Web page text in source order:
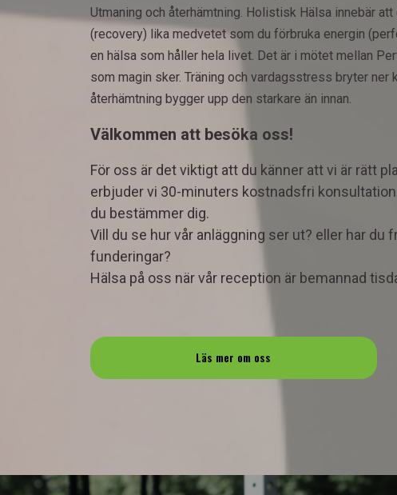
Utmaning och återhämtning. Holistisk Hälsa innebär
(recovery) lika medvetet som du förbruka energin
en hälsa som håller hela livet. Det är i mötet mellan
som magin sker. Träning och vardagsstress bryter ner
återhämtning bygger upp den starkare än innan.
Välkommen att besöka oss!
För oss är det viktigt att du känner att vi är rätt
erbjuder vi 30-minuters kostnadsfri
du bestämmer dig.
Vill du se hur vår anläggning ser ut? eller har du
funderingar?
Hälsa på oss när vår reception är bemannad
Läs mer om oss